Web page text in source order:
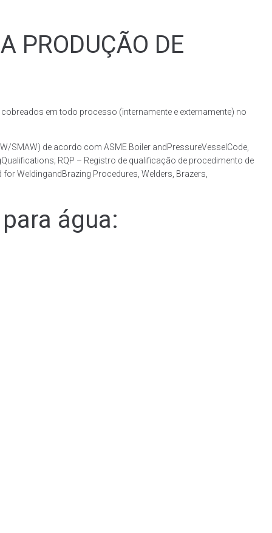
PRODUÇÃO DE
em todo processo (internamente e externamente) no
SMAW) de acordo com ASME Boiler andPressureVesselCode,
RQP – Registro de qualificação de procedimento de
WeldingandBrazing Procedures, Welders, Brazers,
água: